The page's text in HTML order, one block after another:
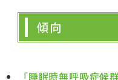
傾向
「睡眠時無呼吸症候